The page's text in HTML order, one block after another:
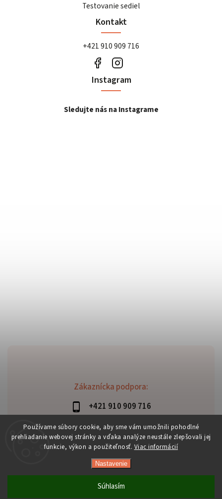
Používame súbory cookie, aby sme vám umožnili pohodlné
prehliadanie webovej stránky a vďaka analýze neustále zlepšovali jej
funkcie, výkon a použiteľnosť. Viac informácií
Nastavenie
Súhlasím
Zákaznícka podpora:
+421 910 909 716
lubomir.haraus@alterbike.sk
Testovanie sediel
Kontakt
+421 910 909 716
Instagram
Sledujte nás na Instagrame
Copyright 2026
Shoptet | Design